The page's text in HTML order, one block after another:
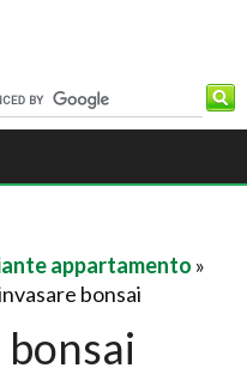
appartamento »
bonsai